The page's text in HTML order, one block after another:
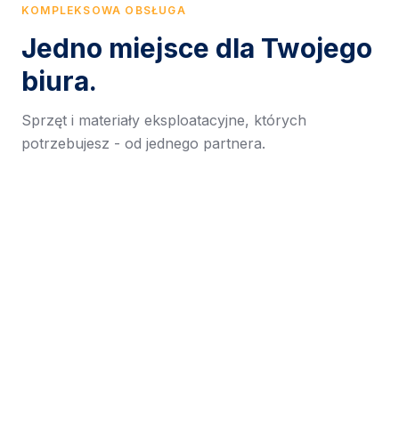
KOMPLEKSOWA OBSŁUGA
Jedno miejsce dla Twojego
biura.
Sprzęt i materiały eksploatacyjne, których
potrzebujesz - od jednego partnera.